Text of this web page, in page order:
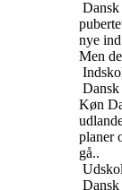
Dansk
nye
Men
Dansk
Køn
planer
gå..
Dansk